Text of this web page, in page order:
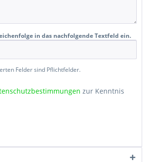
in das nachfolgende Textfeld ein.
Felder sind Pflichtfelder.
zur Kenntnis